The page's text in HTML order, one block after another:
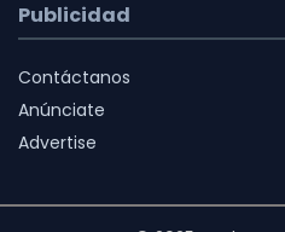
Publicidad
Contáctanos
Anúnciate
Advertise